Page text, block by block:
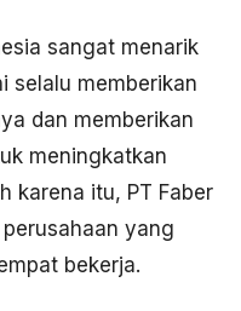
sangat menarik
selalu memberikan
dan memberikan
meningkatkan
karena itu, PT Faber
yang
bekerja.